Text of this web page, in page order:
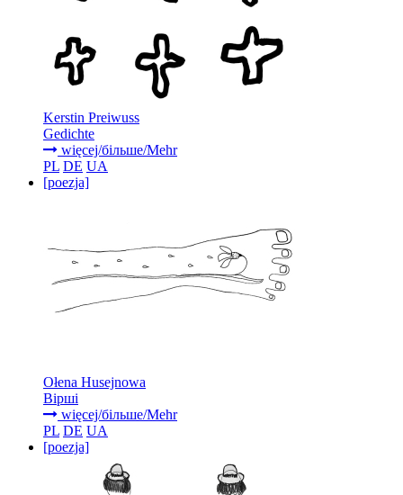
Kerstin Preiwuss
Gedichte
więcej/більше/Mehr
PL DE UA
[poezja]
Ołena Husejnowa
Вірші
więcej/більше/Mehr
PL DE UA
[poezja]